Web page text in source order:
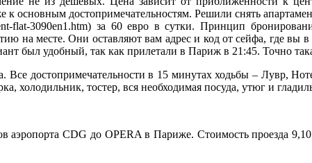
основным достопримечательностям. Решили снять
flat-3090en1.htm) за 60 евро в сутки. Принцип
на месте. Они оставляют вам адрес и код от сейфа, где вы
был удобный, так как прилетали в Париж в 21:45. Точно
достопримечательности в 15 минутах ходьбы – Лувр,
холодильник, тостер, вся необходимая посуда, утюг и
аэропорта CDG до OPERA в Париже. Стоимость проезда